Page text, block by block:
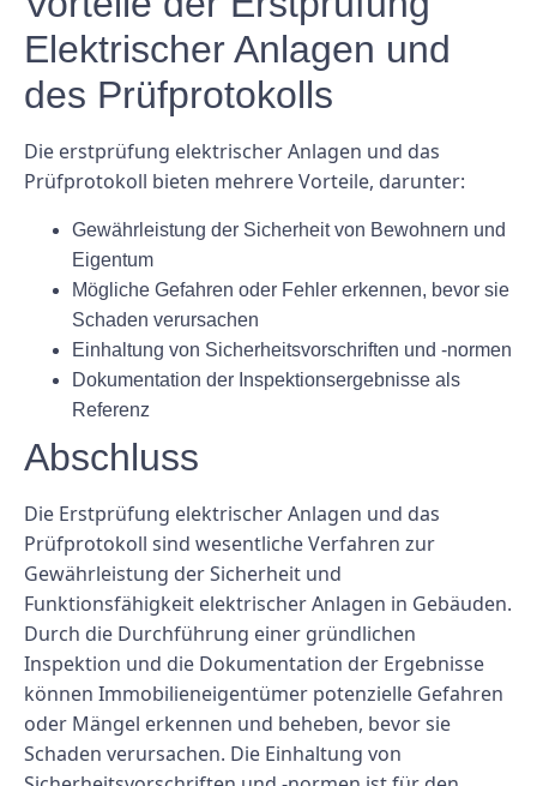
Elektrischer Anlagen und
des Prüfprotokolls
Die erstprüfung elektrischer Anlagen und das
Prüfprotokoll bieten mehrere Vorteile, darunter:
Gewährleistung der Sicherheit von Bewohnern und
Eigentum
Mögliche Gefahren oder Fehler erkennen, bevor sie
Schaden verursachen
Einhaltung von Sicherheitsvorschriften und -normen
Dokumentation der Inspektionsergebnisse als
Referenz
Abschluss
Die Erstprüfung elektrischer Anlagen und das
Prüfprotokoll sind wesentliche Verfahren zur
Gewährleistung der Sicherheit und
Funktionsfähigkeit elektrischer Anlagen in Gebäuden.
Durch die Durchführung einer gründlichen
Inspektion und die Dokumentation der Ergebnisse
können Immobilieneigentümer potenzielle Gefahren
oder Mängel erkennen und beheben, bevor sie
Schaden verursachen. Die Einhaltung von